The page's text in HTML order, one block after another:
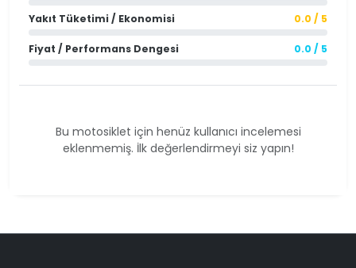
Yakıt Tüketimi / Ekonomisi 0.0 / 5
Fiyat / Performans Dengesi 0.0 / 5
Bu motosiklet için henüz kullanıcı incelemesi
eklenmemiş. İlk değerlendirmeyi siz yapın!